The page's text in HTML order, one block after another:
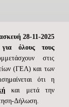
28-11-2025
όλους τους
στις
(ΓΕΛ) και των
ότι η
και μετά την
Δήλωση.